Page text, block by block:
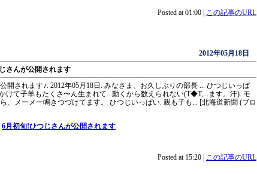
Posted at 01:00 | この記事のURL
2012年05月18日
さんが公開されます
開されます♪. 2012年05月18日. みなさま、お久しぶりの部長 ... ひつじいっぱ
けて子羊もたくさ〜ん生まれて...動くから数えられない(T◆T;...ます。汗). モ
、メーメー鳴きつづけてます。 ひつじいっぱい. 親も子も... [北海道新聞 (ブロ
6月初旬!ひつじさんが公開されます
Posted at 15:20 | この記事のURL